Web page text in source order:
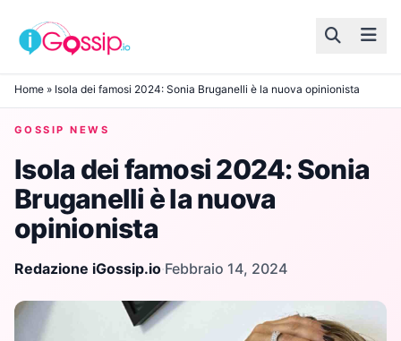
Skip to content
Home » Isola dei famosi 2024: Sonia Bruganelli è la nuova opinionista
GOSSIP NEWS
Isola dei famosi 2024: Sonia
Bruganelli è la nuova
opinionista
Redazione iGossip.io·Febbraio 14, 2024